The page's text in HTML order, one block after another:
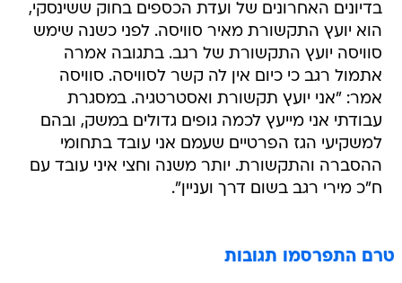
בדיונים האחרונים של ועדת הכספים בחוק ששינסקי,
הוא יועץ התקשורת מאיר סוויסה. לפני כשנה שימש
סוויסה יועץ התקשורת של רגב. בתגובה אמרה
אתמול רגב כי כיום אין לה קשר לסוויסה. סוויסה
אמר: "אני יועץ תקשורת ואסטרטגיה. במסגרת
עבודתי אני מייעץ לכמה גופים גדולים במשק, ובהם
למשקיעי הגז הפרטיים שעמם אני עובד בתחומי
ההסברה והתקשורת. יותר משנה וחצי איני עובד עם
ח"כ מירי רגב בשום דרך ועניין".
טרם התפרסמו תגובות